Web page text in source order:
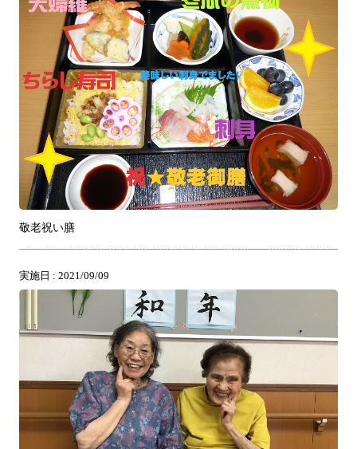
敬老祝い膳
実施日 : 2021/09/09